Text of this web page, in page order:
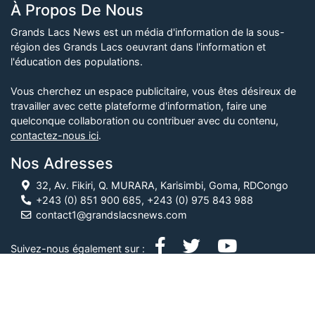
À Propos De Nous
Grands Lacs News est un média d'information de la sous-
région des Grands Lacs oeuvrant dans l'information et
l'éducation des populations.
Vous cherchez un espace publicitaire, vous êtes désireux de
travailler avec cette plateforme d'information, faire une
quelconque collaboration ou contribuer avec du contenu,
contactez-nous ici.
Nos Adresses
32, Av. Fikiri, Q. MURARA, Karisimbi, Goma, RDCongo
+243 (0) 851 900 685, +243 (0) 975 843 988
contact1@grandslacsnews.com
Suivez-nous également sur :